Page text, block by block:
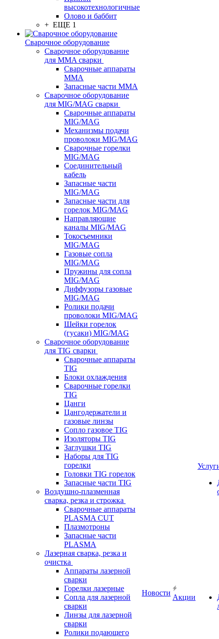
высокотехнологичные
Олово и баббит
+ ЕЩЕ 1
Сварочное оборудование
Сварочное оборудование
для MMA сварки
Сварочные аппараты
MMA
Запасные части MMA
Сварочное оборудование
для MIG/MAG сварки
Сварочные аппараты
MIG/MAG
Механизмы подачи
проволоки MIG/MAG
Сварочные горелки
MIG/MAG
Соединительный
кабель
Запасные части
MIG/MAG
Запасные части для
горелок MIG/MAG
Направляющие
каналы MIG/MAG
Токосъемники
MIG/MAG
Газовые сопла
MIG/MAG
Пружины для сопла
MIG/MAG
Диффузоры газовые
MIG/MAG
Ролики подачи
проволоки MIG/MAG
Шейки горелок
(гусаки) MIG/MAG
Сварочное оборудование
для TIG сварки
Сварочные аппараты
TIG
Блоки охлаждения
Сварочные горелки
TIG
Цанги
Цангодержатели и
газовые линзы
Сопло газовое TIG
Изоляторы TIG
Заглушки TIG
Наборы для TIG
горелки
Головки TIG горелок
Запасные части TIG
Воздушно-плазменная
сварка, резка и строжка
Сварочные аппараты
PLASMA CUT
Плазмотроны
Запасные части
PLASMA
Лазерная сварка, резка и
очистка
Аппараты лазерной
сварки
Горелки лазерные
Сопла для лазерной
сварки
Линзы для лазерной
сварки
Ролики подающего
Новости
Акции